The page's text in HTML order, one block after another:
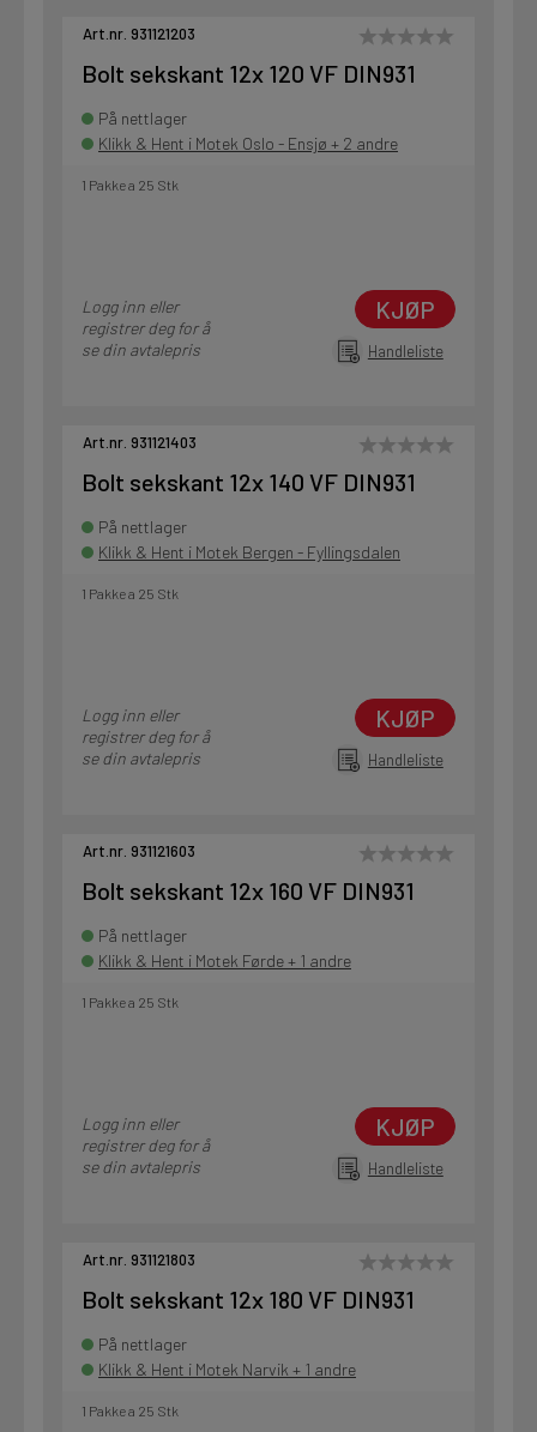
Art.nr. 931121203
Bolt sekskant 12x 120 VF DIN931
På nettlager
Klikk & Hent i Motek Oslo - Ensjø + 2 andre
1 Pakke a 25 Stk
Logg inn eller
registrer deg for å
se din avtalepris
KJØP
Handleliste
Art.nr. 931121403
Bolt sekskant 12x 140 VF DIN931
På nettlager
Klikk & Hent i Motek Bergen - Fyllingsdalen
1 Pakke a 25 Stk
Logg inn eller
registrer deg for å
se din avtalepris
KJØP
Handleliste
Art.nr. 931121603
Bolt sekskant 12x 160 VF DIN931
På nettlager
Klikk & Hent i Motek Førde + 1 andre
1 Pakke a 25 Stk
Logg inn eller
registrer deg for å
se din avtalepris
KJØP
Handleliste
Art.nr. 931121803
Bolt sekskant 12x 180 VF DIN931
På nettlager
Klikk & Hent i Motek Narvik + 1 andre
1 Pakke a 25 Stk